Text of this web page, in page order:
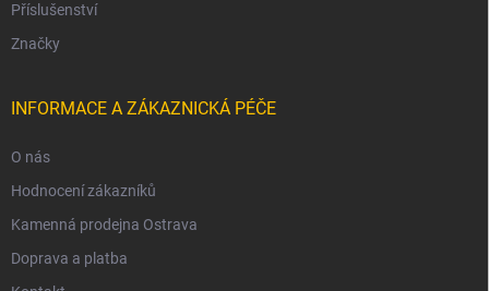
Příslušenství
Značky
INFORMACE A ZÁKAZNICKÁ PÉČE
O nás
Hodnocení zákazníků
Kamenná prodejna Ostrava
Doprava a platba